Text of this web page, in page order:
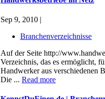
Sep 9, 2010 |
Branchenverzeichnisse
Auf der Seite http://
Verzeichnis, das es ermöglicht,
Handwerker aus verschiedenen
Die ... Read more